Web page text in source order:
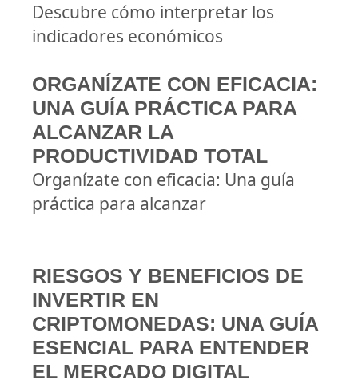
Descubre cómo interpretar los
indicadores económicos
ORGANÍZATE CON EFICACIA:
UNA GUÍA PRÁCTICA PARA
ALCANZAR LA
PRODUCTIVIDAD TOTAL
Organízate con eficacia: Una guía
práctica para alcanzar
RIESGOS Y BENEFICIOS DE
INVERTIR EN
CRIPTOMONEDAS: UNA GUÍA
ESENCIAL PARA ENTENDER
EL MERCADO DIGITAL